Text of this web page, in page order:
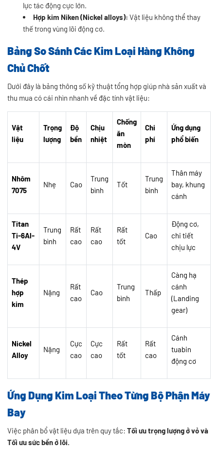
lực tác động cực lớn.
Hợp kim Niken (Nickel alloys): Vật liệu không thể thay
thế trong vùng lõi động cơ.
Bảng So Sánh Các Kim Loại Hàng Không
Chủ Chốt
Dưới đây là bảng thông số kỹ thuật tổng hợp giúp nhà sản xuất và
thu mua có cái nhìn nhanh về đặc tính vật liệu:
Vật
liệu
Trọng
lượng
Độ
bền
Chịu
nhiệt
Chống
ăn
mòn
Chi
phí
Ứng dụng
phổ biến
Nhôm
7075
Nhẹ Cao
Trung
bình
Tốt
Trung
bình
Thân máy
bay, khung
cánh
Titan
Ti-6Al-
4V
Trung
bình
Rất
cao
Rất
cao
Rất
tốt
Cao
Động cơ,
chi tiết
chịu lực
Thép
hợp
kim
Nặng
Rất
cao
Cao
Trung
bình
Thấp
Càng hạ
cánh
(Landing
gear)
Nickel
Alloy
Nặng
Cực
cao
Cực
cao
Rất
tốt
Rất
cao
Cánh
tuabin
động cơ
Ứng Dụng Kim Loại Theo Từng Bộ Phận Máy
Bay
Việc phân bổ vật liệu dựa trên quy tắc: Tối ưu trọng lượng ở vỏ và
Tối ưu sức bền ở lõi.